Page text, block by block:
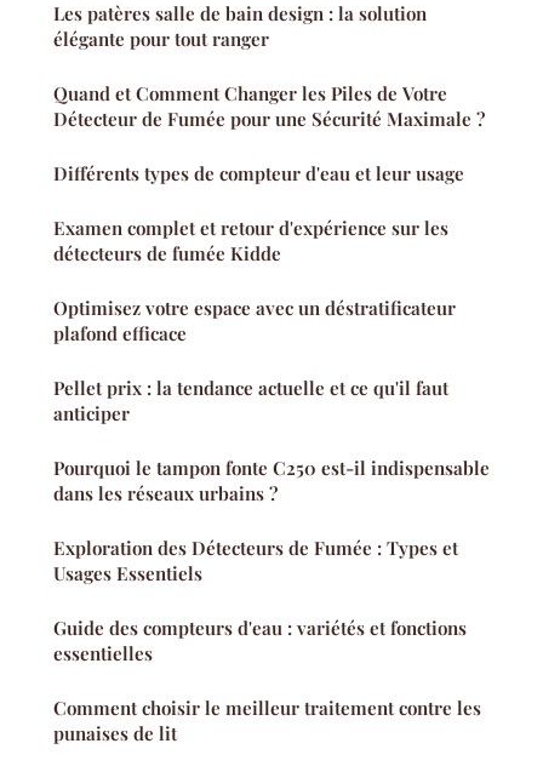
Les patères salle de bain design : la solution
élégante pour tout ranger
Quand et Comment Changer les Piles de Votre
Détecteur de Fumée pour une Sécurité Maximale ?
Différents types de compteur d'eau et leur usage
Examen complet et retour d'expérience sur les
détecteurs de fumée Kidde
Optimisez votre espace avec un déstratificateur
plafond efficace
Pellet prix : la tendance actuelle et ce qu'il faut
anticiper
Pourquoi le tampon fonte C250 est-il indispensable
dans les réseaux urbains ?
Exploration des Détecteurs de Fumée : Types et
Usages Essentiels
Guide des compteurs d'eau : variétés et fonctions
essentielles
Comment choisir le meilleur traitement contre les
punaises de lit